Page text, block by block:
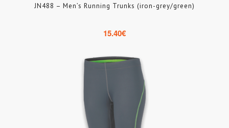
JN488 – Men’s Running Trunks (iron-grey/green)
15.40€